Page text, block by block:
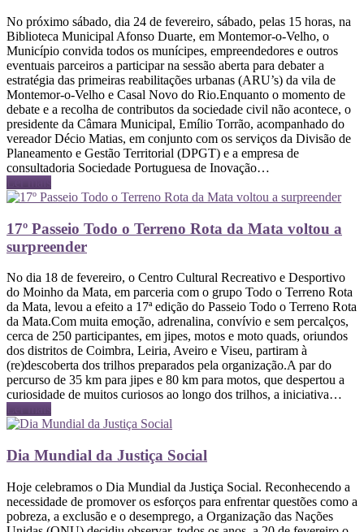
No próximo sábado, dia 24 de fevereiro, sábado, pelas 15 horas, na
Biblioteca Municipal Afonso Duarte, em Montemor-o-Velho, o
Município convida todos os munícipes, empreendedores e outros
eventuais parceiros a participar na sessão aberta para debater a
estratégia das primeiras reabilitações urbanas (ARU’s) da vila de
Montemor-o-Velho e Casal Novo do Rio.Enquanto o momento de
debate e a recolha de contributos da sociedade civil não acontece, o
presidente da Câmara Municipal, Emílio Torrão, acompanhado do
vereador Décio Matias, em conjunto com os serviços da Divisão de
Planeamento e Gestão Territorial (DPGT) e a empresa de
consultadoria Sociedade Portuguesa de Inovação…
Ler mais
17º Passeio Todo o Terreno Rota da Mata voltou a
surpreender
No dia 18 de fevereiro, o Centro Cultural Recreativo e Desportivo
do Moinho da Mata, em parceria com o grupo Todo o Terreno Rota
da Mata, levou a efeito a 17ª edição do Passeio Todo o Terreno Rota
da Mata.Com muita emoção, adrenalina, convívio e sem percalços,
cerca de 250 participantes, em jipes, motos e moto quads, oriundos
dos distritos de Coimbra, Leiria, Aveiro e Viseu, partiram à
(re)descoberta dos trilhos preparados pela organização.A par do
percurso de 35 km para jipes e 80 km para motos, que despertou a
curiosidade de muitos curiosos ao longo dos trilhos, a iniciativa…
Ler mais
Dia Mundial da Justiça Social
Hoje celebramos o Dia Mundial da Justiça Social. Reconhecendo a
necessidade de promover os esforços para enfrentar questões como a
pobreza, a exclusão e o desemprego, a Organização das Nações